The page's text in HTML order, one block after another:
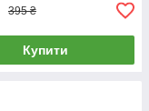
395 ₴
Купити